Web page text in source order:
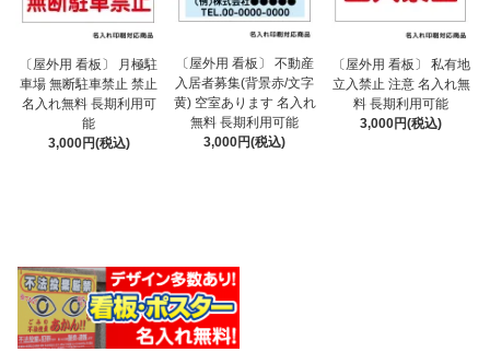
〔屋外用 看板〕 月極駐
車場 無断駐車禁止 禁止
名入れ無料 長期利用可
能
3,000円(税込)
〔屋外用 看板〕 不動産
入居者募集(背景赤/文字
黄) 空室あります 名入れ
無料 長期利用可能
3,000円(税込)
〔屋外用 看板〕 私有地
立入禁止 注意 名入れ無
料 長期利用可能
3,000円(税込)